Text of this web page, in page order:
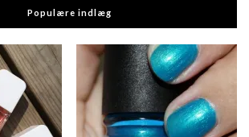
Populære indlæg